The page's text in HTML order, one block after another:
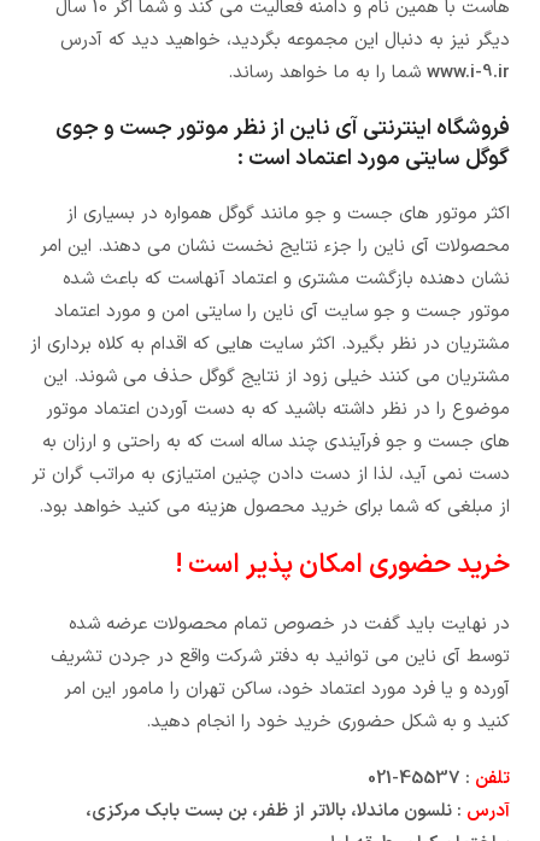
هاست با همین نام و دامنه فعالیت می کند و شما اگر 10 سال
دیگر نیز به دنبال این مجموعه بگردید، خواهید دید که آدرس
www.i-9.ir شما را به ما خواهد رساند.
فروشگاه اینترنتی آی ناین از نظر موتور جست و جوی
گوگل سایتی مورد اعتماد است :
اکثر موتور های جست و جو مانند گوگل همواره در بسیاری از
محصولات آی ناین را جزء نتایج نخست نشان می دهند. این امر
نشان دهنده بازگشت مشتری و اعتماد آنهاست که باعث شده
موتور جست و جو سایت آی ناین را سایتی امن و مورد اعتماد
مشتریان در نظر بگیرد. اکثر سایت هایی که اقدام به کلاه برداری از
مشتریان می کنند خیلی زود از نتایج گوگل حذف می شوند. این
موضوع را در نظر داشته باشید که به دست آوردن اعتماد موتور
های جست و جو فرآیندی چند ساله است که به راحتی و ارزان به
دست نمی آید، لذا از دست دادن چنین امتیازی به مراتب گران تر
از مبلغی که شما برای خرید محصول هزینه می کنید خواهد بود.
خرید حضوری امکان پذیر است !
در نهایت باید گفت در خصوص تمام محصولات عرضه شده
توسط آی ناین می توانید به دفتر شرکت واقع در جردن تشریف
آورده و یا فرد مورد اعتماد خود، ساکن تهران را مامور این امر
کنید و به شکل حضوری خرید خود را انجام دهید.
تلفن : ‌45537-021
آدرس :‌ نلسون ماندلا، بالاتر از ظفر، بن بست بابک مرکزی،